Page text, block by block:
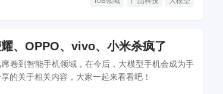
、OPPO、vivo、小米杀疯了
卷到智能手机领域，在今后，大模型手机会成为手
的关于相关内容，大家一起来看看吧！